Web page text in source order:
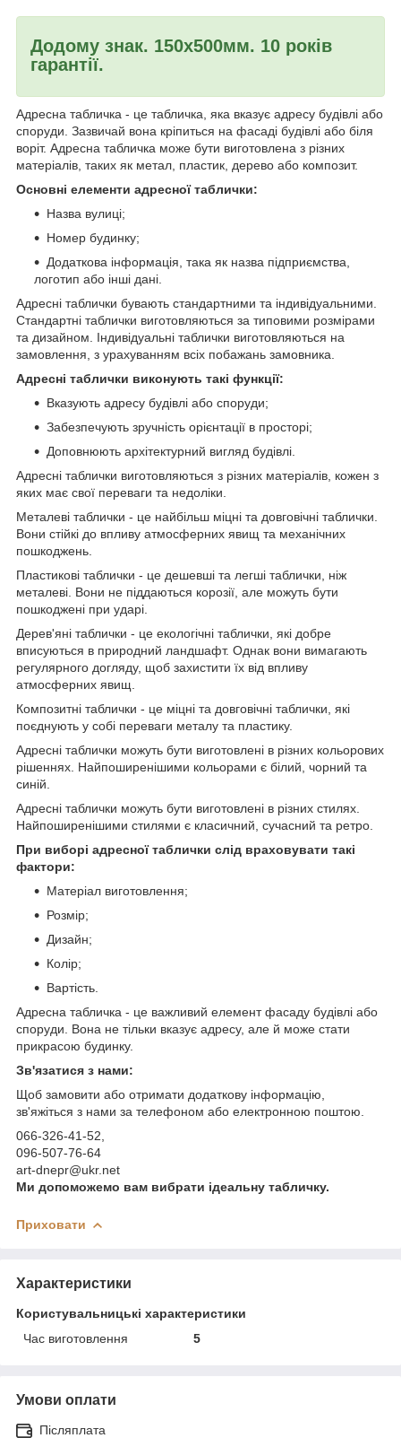
Додому знак. 150х500мм. 10 років
гарантії.
Адресна табличка - це табличка, яка вказує адресу будівлі або
споруди. Зазвичай вона кріпиться на фасаді будівлі або біля
воріт. Адресна табличка може бути виготовлена з різних
матеріалів, таких як метал, пластик, дерево або композит.
Основні елементи адресної таблички:
Назва вулиці;
Номер будинку;
Додаткова інформація, така як назва підприємства,
логотип або інші дані.
Адресні таблички бувають стандартними та індивідуальними.
Стандартні таблички виготовляються за типовими розмірами
та дизайном. Індивідуальні таблички виготовляються на
замовлення, з урахуванням всіх побажань замовника.
Адресні таблички виконують такі функції:
Вказують адресу будівлі або споруди;
Забезпечують зручність орієнтації в просторі;
Доповнюють архітектурний вигляд будівлі.
Адресні таблички виготовляються з різних матеріалів, кожен з
яких має свої переваги та недоліки.
Металеві таблички - це найбільш міцні та довговічні таблички.
Вони стійкі до впливу атмосферних явищ та механічних
пошкоджень.
Пластикові таблички - це дешевші та легші таблички, ніж
металеві. Вони не піддаються корозії, але можуть бути
пошкоджені при ударі.
Дерев'яні таблички - це екологічні таблички, які добре
вписуються в природний ландшафт. Однак вони вимагають
регулярного догляду, щоб захистити їх від впливу
атмосферних явищ.
Композитні таблички - це міцні та довговічні таблички, які
поєднують у собі переваги металу та пластику.
Адресні таблички можуть бути виготовлені в різних кольорових
рішеннях. Найпоширенішими кольорами є білий, чорний та
синій.
Адресні таблички можуть бути виготовлені в різних стилях.
Найпоширенішими стилями є класичний, сучасний та ретро.
При виборі адресної таблички слід враховувати такі
фактори:
Матеріал виготовлення;
Розмір;
Дизайн;
Колір;
Вартість.
Адресна табличка - це важливий елемент фасаду будівлі або
споруди. Вона не тільки вказує адресу, але й може стати
прикрасою будинку.
Зв'язатися з нами:
Щоб замовити або отримати додаткову інформацію,
зв'яжіться з нами за телефоном або електронною поштою.
066-326-41-52,
096-507-76-64
art-dnepr@ukr.net
Ми допоможемо вам вибрати ідеальну табличку.
Приховати
Характеристики
Користувальницькі характеристики
Час виготовлення
5
Умови оплати
Післяплата